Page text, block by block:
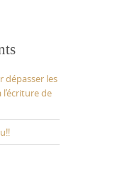
dépasser les
de